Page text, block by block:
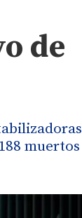
de
muertos